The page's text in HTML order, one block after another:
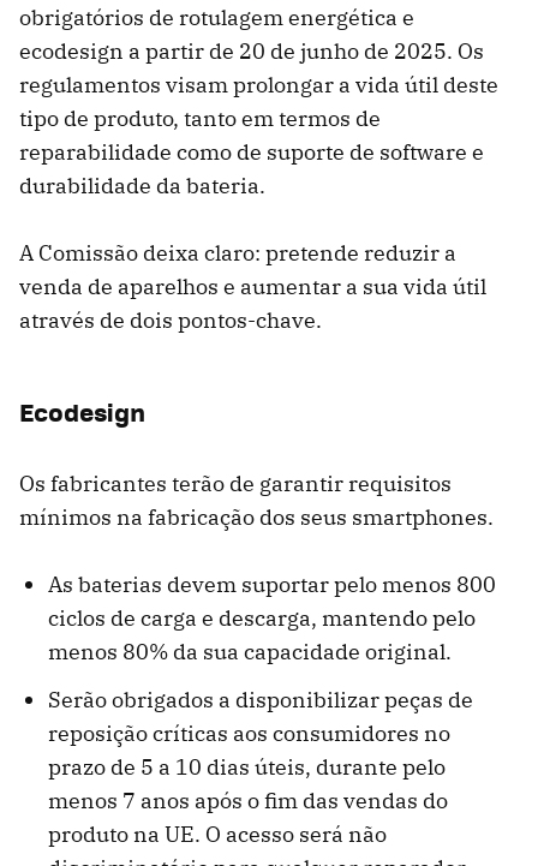
obrigatórios de rotulagem energética e
ecodesign a partir de 20 de junho de 2025. Os
regulamentos visam prolongar a vida útil deste
tipo de produto, tanto em termos de
reparabilidade como de suporte de software e
durabilidade da bateria.
A Comissão deixa claro: pretende reduzir a
venda de aparelhos e aumentar a sua vida útil
através de dois pontos-chave.
Ecodesign
Os fabricantes terão de garantir requisitos
mínimos na fabricação dos seus smartphones.
As baterias devem suportar pelo menos 800
ciclos de carga e descarga, mantendo pelo
menos 80% da sua capacidade original.
Serão obrigados a disponibilizar peças de
reposição críticas aos consumidores no
prazo de 5 a 10 dias úteis, durante pelo
menos 7 anos após o fim das vendas do
produto na UE. O acesso será não